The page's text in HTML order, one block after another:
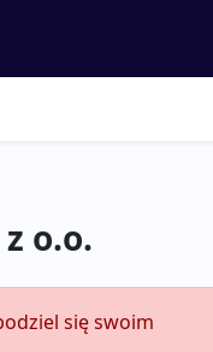
o.o.
się swoim